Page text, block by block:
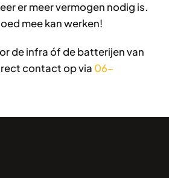
er meer vermogen nodig is.
mee kan werken!
de infra óf de batterijen van
contact op via 06-